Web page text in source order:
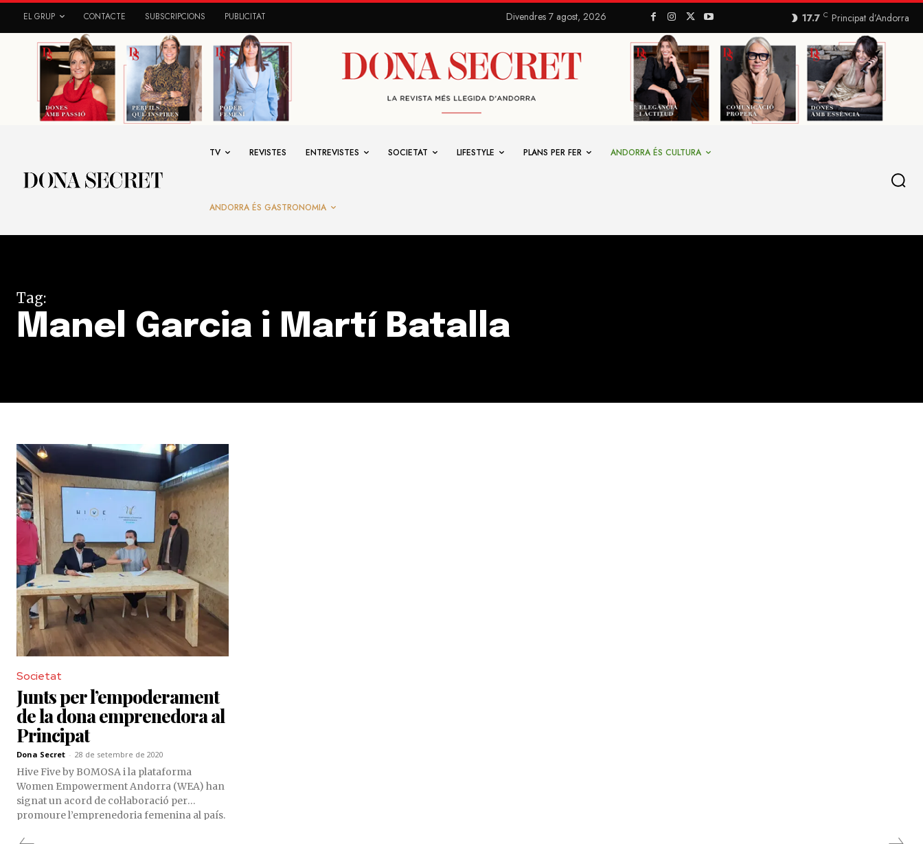
EL GRUP CONTACTE SUBSCRIPCIONS PUBLICITAT Divendres 7 agost, 2026 17.7 C Principat d’Andorra
TV REVISTES ENTREVISTES SOCIETAT LIFESTYLE PLANS PER FER ANDORRA ÉS CULTURA
ANDORRA ÉS GASTRONOMIA
Tag:
Manel Garcia i Martí Batalla
Societat
Junts per l’empoderament
de la dona emprenedora al
Principat
Dona Secret - 28 de setembre de 2020
Hive Five by BOMOSA i la plataforma
Women Empowerment Andorra (WEA) han
signat un acord de col·laboració per
promoure l’emprenedoria femenina al país.